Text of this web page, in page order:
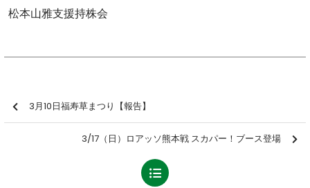
松本山雅支援持株会
3月10日福寿草まつり【報告】
3/17（日）ロアッソ熊本戦 スカパー！ブース登場